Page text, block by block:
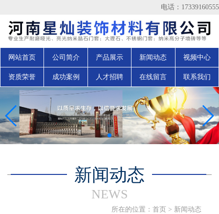
电话：17339160555
网站首页 公司简介 产品展示 新闻动态 视频中心
资质荣誉 成功案例 人才招聘 在线留言 联系我们
新闻动态
NEWS
所在的位置：首页 > 新闻动态